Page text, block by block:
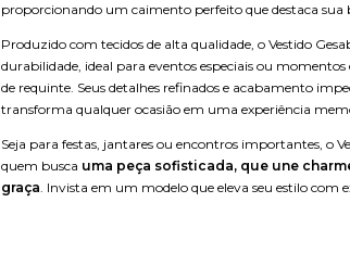
proporcionando um caimento perfeito que destaca sua
Produzido com tecidos de alta qualidade, o Vestido
durabilidade, ideal para eventos especiais ou
de requinte. Seus detalhes refinados e acabamento
transforma qualquer ocasião em uma experiência
Seja para festas, jantares ou encontros importantes, o
quem busca uma peça sofisticada, que une
graça. Invista em um modelo que eleva seu estilo com